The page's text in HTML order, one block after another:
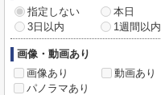
指定しない
本日
3日以内
1週間以内
画像・動画あり
画像あり
動画あり
パノラマあり